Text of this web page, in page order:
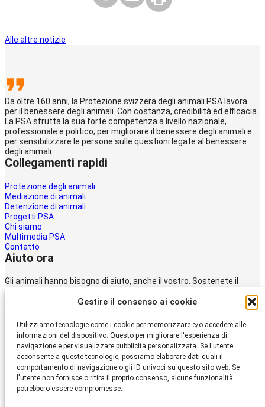
Gestire il consenso ai cookie
Utilizziamo tecnologie come i cookie per memorizzare e/o accedere alle
informazioni del dispositivo. Questo per migliorare l'esperienza di
navigazione e per visualizzare pubblicità personalizzata. Se l'utente
acconsente a queste tecnologie, possiamo elaborare dati quali il
comportamento di navigazione o gli ID univoci su questo sito web. Se
l'utente non fornisce o ritira il proprio consenso, alcune funzionalità
potrebbero essere compromesse.
Alle altre notizie
Da oltre 160 anni, la Protezione svizzera degli animali PSA lavora
per il benessere degli animali. Con costanza, credibilità ed efficacia.
La PSA sfrutta la sua forte competenza a livello nazionale,
professionale e politico, per migliorare il benessere degli animali e
per sensibilizzare le persone sulle questioni legate al benessere
degli animali.
Collegamenti rapidi
Protezione degli animali
Mediazione di animali
Detenzione di animali
Progetti PSA
Chi siamo
Multimedia PSA
Contatto
Aiuto ora
Gli animali hanno bisogno di aiuto, anche il vostro. Sostenete il
Protezione svizzera degli animali PSA.
Donare
Protezione Svizzera
degli Animali PSA
Dornacherstrasse 101
CH-4053 Basilea
Telefono 058 510 64 00